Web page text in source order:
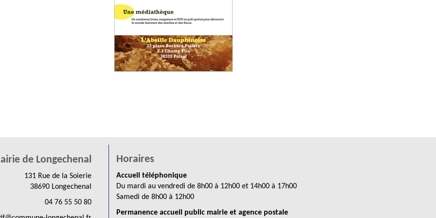
de Longechenal
131 Rue de la Soierie
38690 Longechenal
04 76 55 50 80
Horaires
Accueil téléphonique
Du mardi au vendredi de 8h00 à 12h00 et 14h00 à 17h00
Samedi de 8h00 à 12h00
Permanence accueil public mairie et agence postale